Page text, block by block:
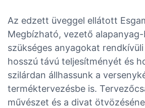
Az edzett üveggel ellátott
Megbízható, vezető
szükséges anyagokat
hosszú távú teljesítményét és
szilárdan állhassunk a
terméktervezésbe is.
művészet és a divat